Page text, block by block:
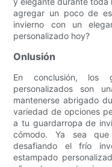
agregar un poco de
invierno con un
personalizado hoy?
Onlusión
En conclusión, los
personalizados son
mantenerse abrigado
variedad de opciones
a tu guardarropa de
cómodo. Ya sea
desafiando el frío
estampado